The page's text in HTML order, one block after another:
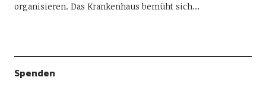
organisieren. Das Krankenhaus bemüht sich…
Spenden